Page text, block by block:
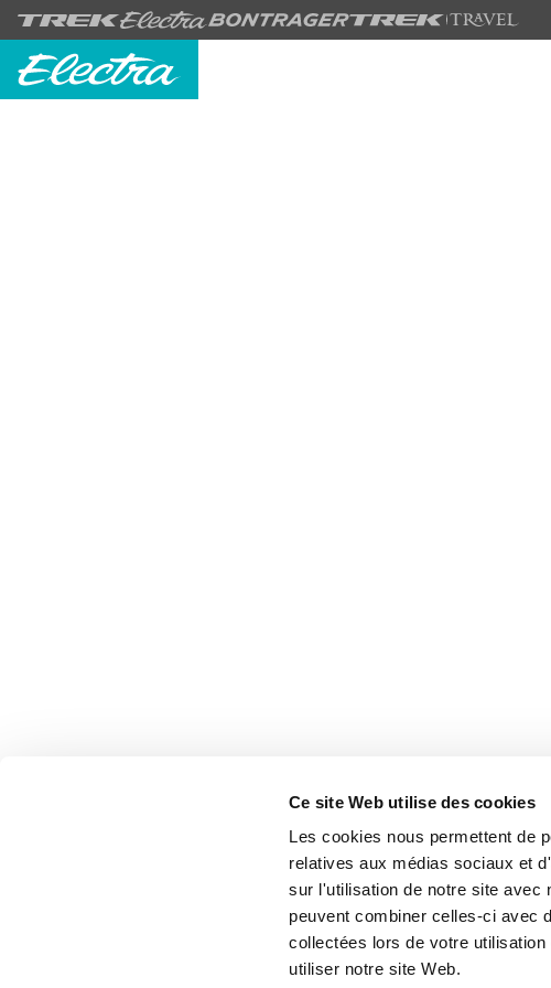
Ce site Web utilise des cookies
Les cookies nous permettent de
relatives aux médias sociaux et
sur l'utilisation de notre site avec
peuvent combiner celles-ci avec
collectées lors de votre
utiliser notre site Web.